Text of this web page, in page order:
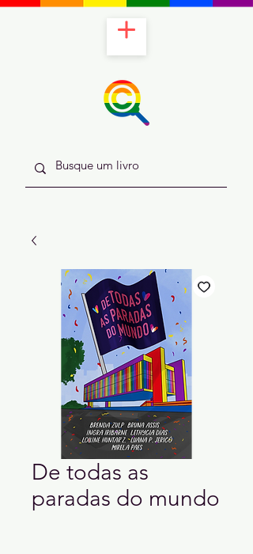
De todas as
paradas do mundo